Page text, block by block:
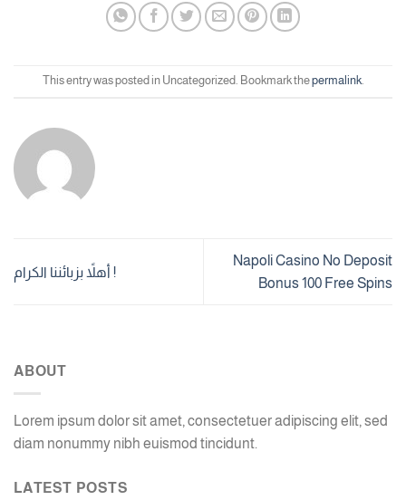
This entry was posted in Uncategorized. Bookmark thepermalink.
أهلاً بزبائننا الكرام !
Napoli Casino No Deposit
Bonus 100 Free Spins
ABOUT
Lorem ipsum dolor sit amet, consectetuer adipiscing elit, sed
diam nonummy nibh euismod tincidunt.
LATEST POSTS